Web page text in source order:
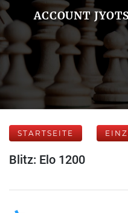
ACCOUNT
STARTSEITE
Blitz: Elo 1200